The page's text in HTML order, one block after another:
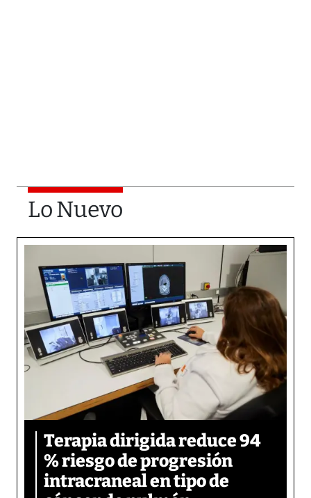
Lo Nuevo
Terapia dirigida reduce 94
% riesgo de progresión
intracraneal en tipo de